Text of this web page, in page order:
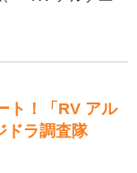
ト！「RV アル
ドラ調査隊